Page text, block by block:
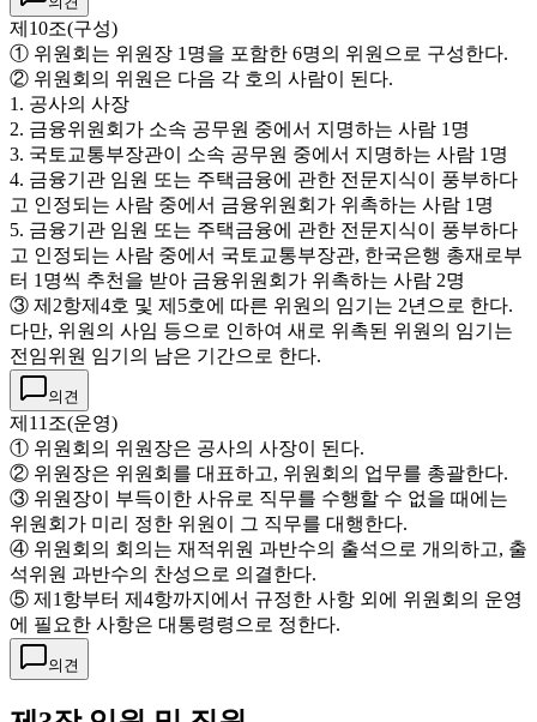
제10조(구성)
① 위원회는 위원장 1명을 포함한 6명의 위원으로 구성한다.
② 위원회의 위원은 다음 각 호의 사람이 된다.
1. 공사의 사장
2. 금융위원회가 소속 공무원 중에서 지명하는 사람 1명
3. 국토교통부장관이 소속 공무원 중에서 지명하는 사람 1명
4. 금융기관 임원 또는 주택금융에 관한 전문지식이 풍부하다
고 인정되는 사람 중에서 금융위원회가 위촉하는 사람 1명
5. 금융기관 임원 또는 주택금융에 관한 전문지식이 풍부하다
고 인정되는 사람 중에서 국토교통부장관, 한국은행 총재로부
터 1명씩 추천을 받아 금융위원회가 위촉하는 사람 2명
③ 제2항제4호 및 제5호에 따른 위원의 임기는 2년으로 한다.
다만, 위원의 사임 등으로 인하여 새로 위촉된 위원의 임기는
전임위원 임기의 남은 기간으로 한다.
의견
제11조(운영)
① 위원회의 위원장은 공사의 사장이 된다.
② 위원장은 위원회를 대표하고, 위원회의 업무를 총괄한다.
③ 위원장이 부득이한 사유로 직무를 수행할 수 없을 때에는
위원회가 미리 정한 위원이 그 직무를 대행한다.
④ 위원회의 회의는 재적위원 과반수의 출석으로 개의하고, 출
석위원 과반수의 찬성으로 의결한다.
⑤ 제1항부터 제4항까지에서 규정한 사항 외에 위원회의 운영
에 필요한 사항은 대통령령으로 정한다.
의견